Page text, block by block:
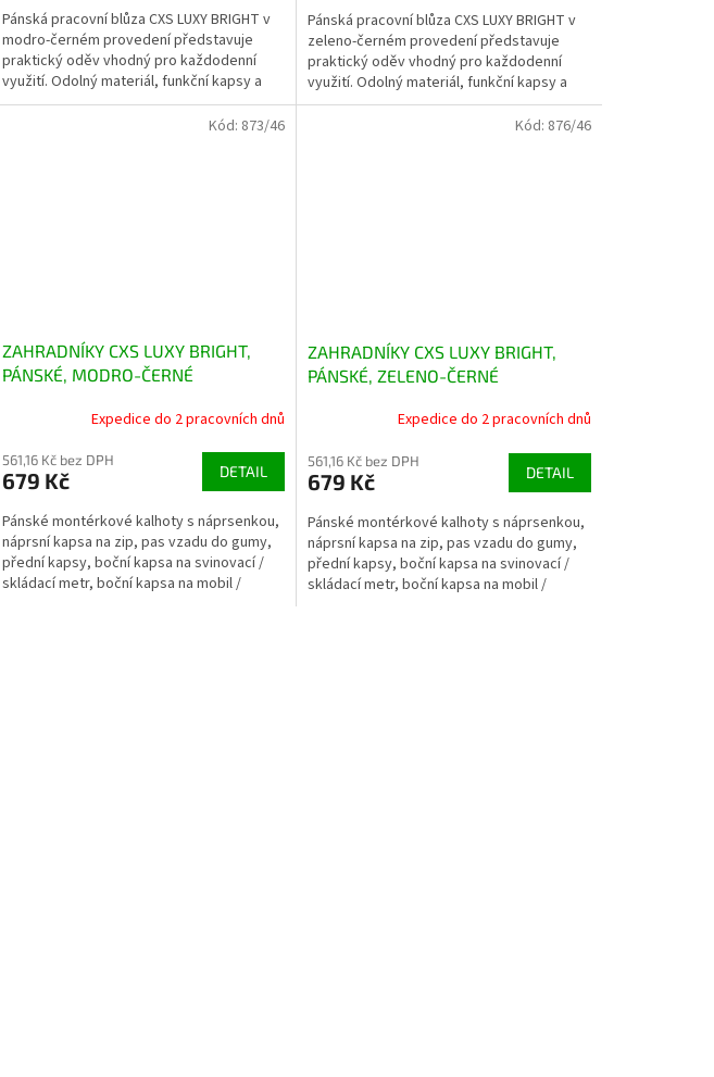
Pánská pracovní blůza CXS LUXY BRIGHT v
modro-černém provedení představuje
praktický oděv vhodný pro každodenní
využití. Odolný materiál, funkční kapsy a
reflexní doplňky...
Pánská pracovní blůza CXS LUXY BRIGHT v
zeleno-černém provedení představuje
praktický oděv vhodný pro každodenní
využití. Odolný materiál, funkční kapsy a
reflexní doplňky...
ZAHRADNÍKY CXS LUXY BRIGHT,
PÁNSKÉ, MODRO-ČERNÉ
Expedice do 2 pracovních dnů
561,16 Kč bez DPH
679 Kč DETAIL
Pánské montérkové kalhoty s náprsenkou,
náprsní kapsa na zip, pas vzadu do gumy,
přední kapsy, boční kapsa na svinovací /
skládací metr, boční kapsa na mobil /
Kód: 873/46
ZAHRADNÍKY CXS LUXY BRIGHT,
PÁNSKÉ, ZELENO-ČERNÉ
Expedice do 2 pracovních dnů
561,16 Kč bez DPH
679 Kč DETAIL
Pánské montérkové kalhoty s náprsenkou,
náprsní kapsa na zip, pas vzadu do gumy,
přední kapsy, boční kapsa na svinovací /
skládací metr, boční kapsa na mobil /
Kód: 876/46